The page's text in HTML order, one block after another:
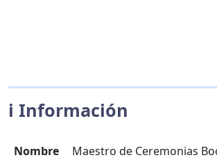
ℹ️ Información
Nombre
Maestro de Ceremonias